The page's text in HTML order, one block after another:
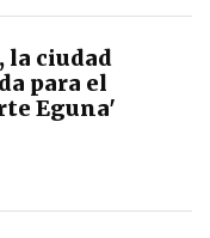
la ciudad
para el
Eguna'